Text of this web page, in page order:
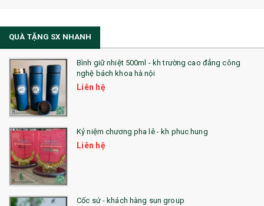
QUÀ TẶNG SX NHANH
Bình giữ nhiệt 500ml - kh trường cao đẳng công
nghệ bách khoa hà nội
Liên hệ
Kỷ niệm chương pha lê - kh phuc hung
Liên hệ
Cốc sứ - khách hàng sun group